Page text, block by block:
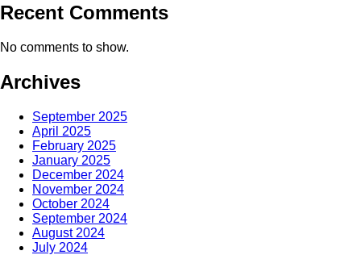
Recent Comments
No comments to show.
Archives
September 2025
April 2025
February 2025
January 2025
December 2024
November 2024
October 2024
September 2024
August 2024
July 2024